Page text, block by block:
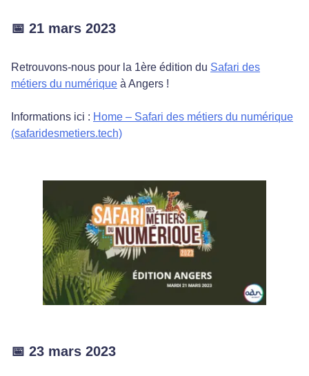
📅 21 mars 2023
Retrouvons-nous pour la 1ère édition du Safari des
métiers du numérique à Angers !
Informations ici : Home – Safari des métiers du numérique
(safaridesmetiers.tech)
📅 23 mars 2023